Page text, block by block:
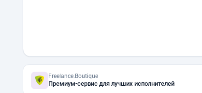
Freelance.Boutique
Премиум-сервис для лучших исполнителей